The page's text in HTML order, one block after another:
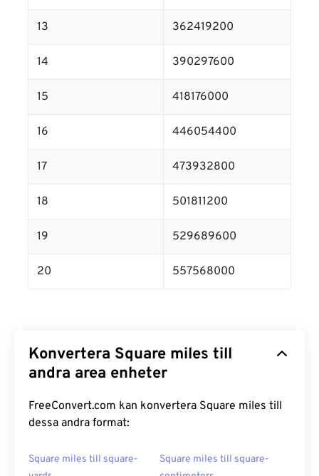
13 362419200
14 390297600
15 418176000
16 446054400
17 473932800
18 501811200
19 529689600
20 557568000
Konvertera Square miles till
andra area enheter
FreeConvert.com kan konvertera Square miles till
dessa andra format:
Square miles till square-
Square miles till square-